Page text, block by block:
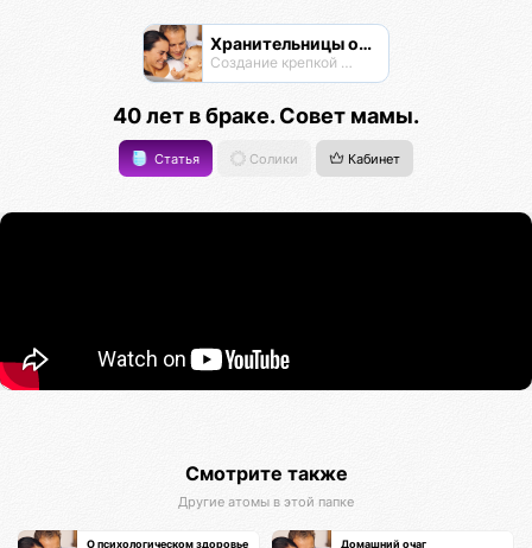
Хранительницы очага
Создание крепкой семьи
40 лет в браке. Совет мамы.
Статья Солики Кабинет
Смотрите также
Другие атомы в этой папке
О психологическом здоровье Домашний очаг